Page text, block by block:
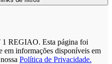
1 REGIAO. Esta página foi
em informações disponíveis em
Política de Privacidade.